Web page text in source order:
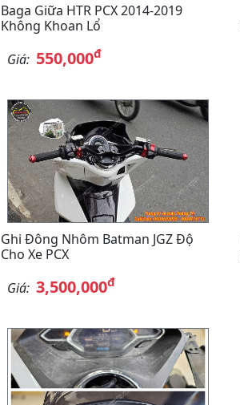
Baga Giữa HTR PCX 2014-2019
Không Khoan Lổ
Giá: 550,000đ
Ghi Đông Nhôm Batman JGZ Độ
Cho Xe PCX
Giá: 3,500,000đ